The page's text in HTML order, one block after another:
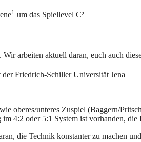
1 um das Spiellevel C²
arbeiten aktuell daran, euch auch
Friedrich-Schiller Universität Jena
oberes/unteres Zuspiel (Baggern/
im 4:2 oder 5:1 System ist vorhanden,
die Technik konstanter zu machen